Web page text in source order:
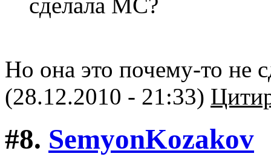
Но она это почему-то не
(28.12.2010 - 21:33)
#8. SemyonKozakov